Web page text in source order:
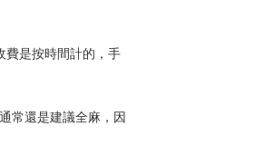
費是按時間計的，手
常還是建議全麻，因